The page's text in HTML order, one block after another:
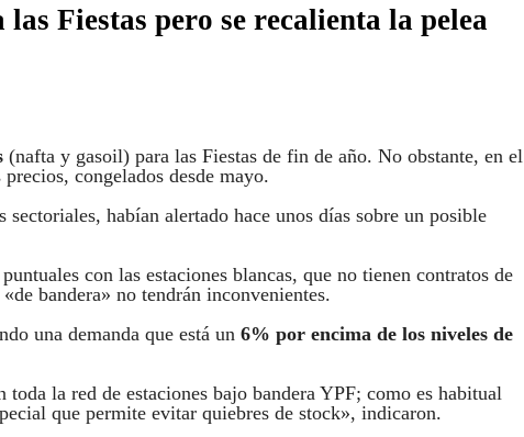
Fiestas pero se recalienta la pelea
(nafta y gasoil) para las Fiestas de fin de año. No obstante, en el
congelados desde mayo.
sectoriales, habían alertado hace unos días sobre un posible
con las estaciones blancas, que no tienen contratos de
bandera» no tendrán inconvenientes.
una demanda que está un 6% por encima de los niveles de
la red de estaciones bajo bandera YPF; como es habitual
que permite evitar quiebres de stock», indicaron.